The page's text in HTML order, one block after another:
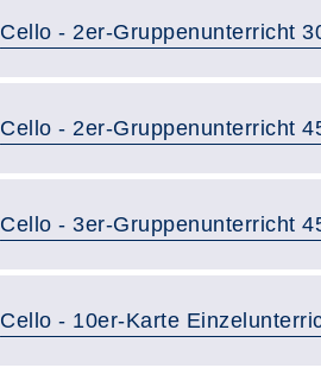
Cello - 2er-Gruppenunterricht
Cello - 2er-Gruppenunterricht
Cello - 3er-Gruppenunterricht
Cello - 10er-Karte